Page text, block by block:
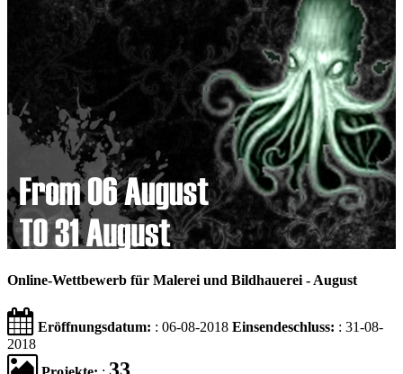
Online-Wettbewerb für Malerei und Bildhauerei - August
Eröffnungsdatum: : 06-08-2018 Einsendeschluss: : 31-08-
2018